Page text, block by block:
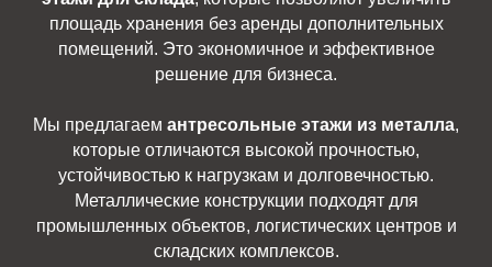
площадь хранения без аренды дополнительных
помещений. Это экономичное и эффективное
решение для бизнеса.
Мы предлагаем антресольные этажи из металла,
которые отличаются высокой прочностью,
устойчивостью к нагрузкам и долговечностью.
Металлические конструкции подходят для
промышленных объектов, логистических центров и
складских комплексов.